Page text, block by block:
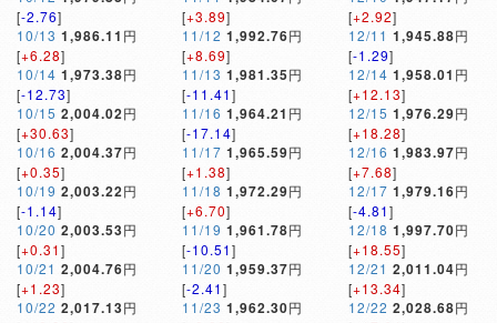
[-2.76]
10/13 1,986.11 円
[+6.28]
10/14 1,973.38円
[-12.73]
10/15 2,004.02円
[+30.63]
10/16 2,004.37円
[+0.35]
10/19 2,003.22円
[-1.14]
10/20 2,003.53円
[+0.31]
10/21 2,004.76円
[+1.23]
10/22 2,017.13円
[+3.89]
11/12 1,992.76円
[+8.69]
11/13 1,981.35円
[-11.41]
11/16 1,964.21 円
[-17.14]
11/17 1,965.59円
[+1.38]
11/18 1,972.29円
[+6.70]
11/19 1,961.78円
[-10.51]
11/20 1,959.37円
[-2.41]
11/23 1,962.30円
[+2.92]
12/11 1,945.88円
[-1.29]
12/14 1,958.01 円
[+12.13]
12/15 1,976.29円
[+18.28]
12/16 1,983.97円
[+7.68]
12/17 1,979.16円
[-4.81]
12/18 1,997.70円
[+18.55]
12/21 2,011.04円
[+13.34]
12/22 2,028.68円